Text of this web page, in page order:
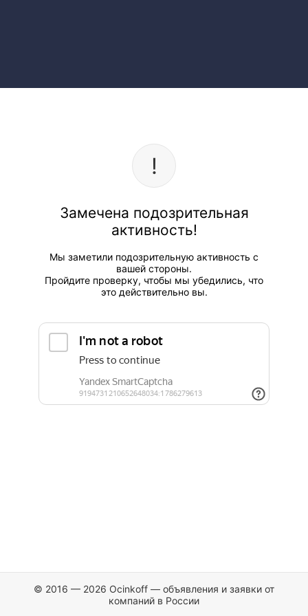
Замечена подозрительная
активность!
Мы заметили подозрительную активность с
вашей стороны.
Пройдите проверку, чтобы мы убедились, что
это действительно вы.
© 2016 — 2026 Ocinkoff — объявления и заявки от
компаний в России